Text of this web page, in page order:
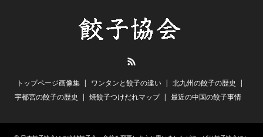
トップページ画像集 ワンタンと餃子の違い
北九州の餃子の歴史
宇都宮の餃子の歴史
焼餃子つけだれマップ 最近の中国の餃子事情